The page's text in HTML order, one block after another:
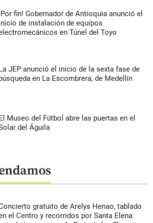
fin! Gobernador de Antioquia anunció el
de instalación de equipos
en Túnel del Toyo
JEP anunció el inicio de la sexta fase de
en La Escombrera, de Medellín
Museo del Fútbol abre las puertas en el
del Águila
gratuito de Arelys Henao, tablado
el Centro y recorridos por Santa Elena